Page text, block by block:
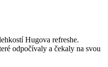
Hugova refreshe.
odpočívaly a čekaly na svou